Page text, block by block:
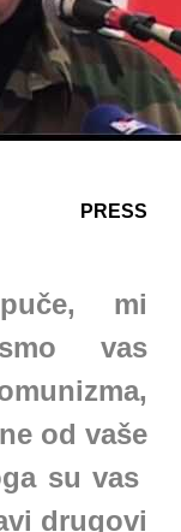
PRESS
mi
vas
od vaše
su vas
drugovi